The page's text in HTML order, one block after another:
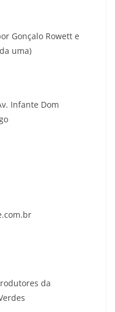
Gonçalo Rowett e
uma)
Infante Dom
da